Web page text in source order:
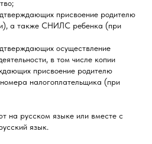
присвоение родителю
а также СНИЛС ребенка (при
осуществление
в том числе копии
присвоение родителю
налогоплательщика (при
на русском языке или вместе с
язык.